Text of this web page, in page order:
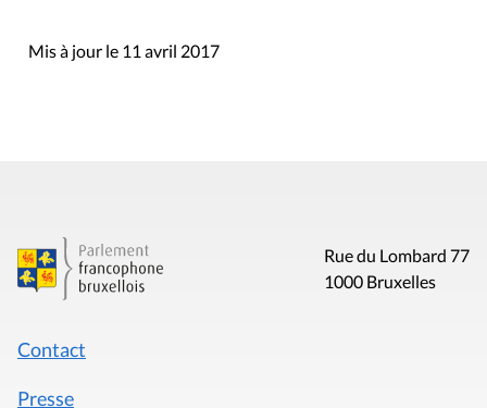
Mis à jour le 11 avril 2017
Rue du Lombard 77
1000 Bruxelles
Contact
Presse